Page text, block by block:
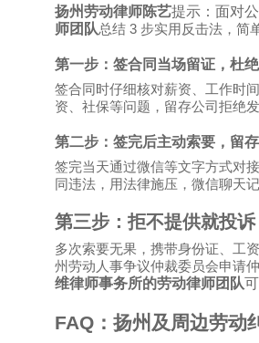
扬州劳动律师陈艺提示：面对
师团队总结 3 步实用反击法，简
第一步：签合同当场留证，杜
签合同时仔细核对薪资、工作时
资、社保等问题，留存公司拒绝
第二步：签完后主动索要，留
签完当天通过微信等文字方式对
同违法，用法律施压，微信聊天
第三步：拒不提供就投诉
多次索要无果，携带身份证、工
州劳动人事争议仲裁委员会申请
维律师事务所的劳动律师团队
FAQ ：扬州及周边劳